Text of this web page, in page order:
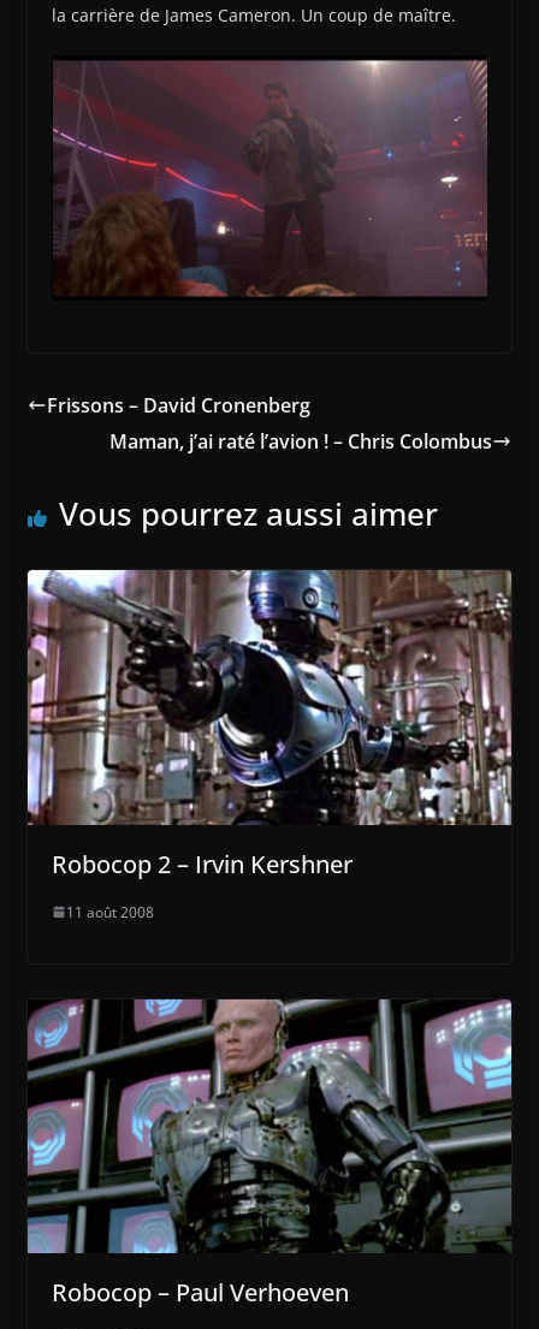
la carrière de James Cameron. Un coup de maître.
Frissons – David Cronenberg
Maman, j’ai raté l’avion ! – Chris Colombus
Vous pourrez aussi aimer
Robocop 2 – Irvin Kershner
11 août 2008
Robocop – Paul Verhoeven